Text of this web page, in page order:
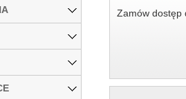
Zamów dostęp